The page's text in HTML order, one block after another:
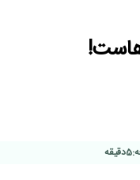
5دقیقه